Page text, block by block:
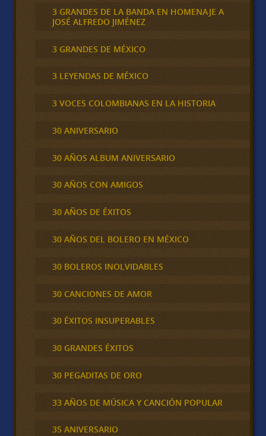
3 GRANDES DE LA BANDA EN HOMENAJE A
JOSÉ ALFREDO JIMÉNEZ
3 GRANDES DE MÉXICO
3 LEYENDAS DE MÉXICO
3 VOCES COLOMBIANAS EN LA HISTORIA
30 ANIVERSARIO
30 AÑOS ALBUM ANIVERSARIO
30 AÑOS CON AMIGOS
30 AÑOS DE ÉXITOS
30 AÑOS DEL BOLERO EN MÉXICO
30 BOLEROS INOLVIDABLES
30 CANCIONES DE AMOR
30 ÉXITOS INSUPERABLES
30 GRANDES ÉXITOS
30 PEGADITAS DE ORO
33 AÑOS DE MÚSICA Y CANCIÓN POPULAR
35 ANIVERSARIO